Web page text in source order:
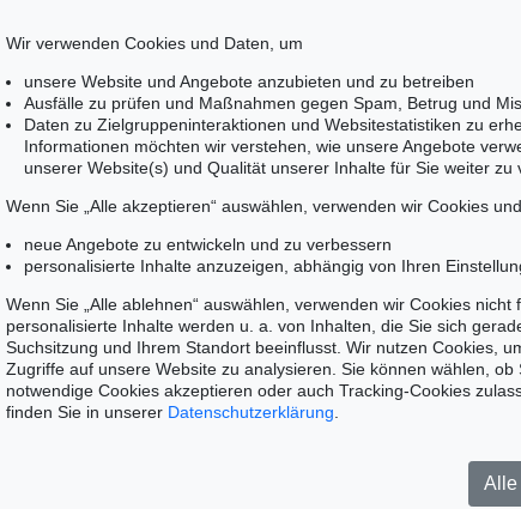
, 1925
Auktion 436 - Lot 226
EMIL NOLDE
Figur und Clematis
, 1935
Ergebnis:€ 721.000
Auktion 525 - Lot 250
EMIL NOLDE
, 1919
Ergebnis:€ 685.000
Tel.: +49 (0)30 88 67 53-63
infoberlin@kettererkunst.de
Keine Auktion mehr verpassen!
Wir informieren Sie rechtzeitig.
Barrierefreiheit
Wir verwenden Cookies und Daten, um
unsere Website und Angebote anzubieten und zu betreiben
Ausfälle zu prüfen und Maßnahmen gegen Spam, Betrug und
Daten zu Zielgruppeninteraktionen und Websitestatistiken zu
Informationen möchten wir verstehen, wie unsere Angebote
unserer Website(s) und Qualität unserer Inhalte für Sie weiter zu
Wenn Sie „Alle akzeptieren“ auswählen, verwenden wir Cookies
neue Angebote zu entwickeln und zu verbessern
personalisierte Inhalte anzuzeigen, abhängig von Ihren
Wenn Sie „Alle ablehnen“ auswählen, verwenden wir Cookies
personalisierte Inhalte werden u. a. von Inhalten, die Sie sich
Suchsitzung und Ihrem Standort beeinflusst. Wir nutzen Cookies,
Zugriffe auf unsere Website zu analysieren. Sie können wählen,
notwendige Cookies akzeptieren oder auch Tracking-Cookies
finden Sie in unserer Datenschutzerklärung
Alle